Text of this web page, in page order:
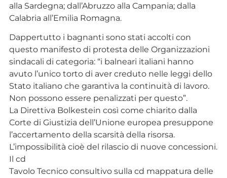
alla Sardegna; dall’Abruzzo alla Campania; dalla
Calabria all’Emilia Romagna.
Dappertutto i bagnanti sono stati accolti con
questo manifesto di protesta delle Organizzazioni
sindacali di categoria: “i balneari italiani hanno
avuto l’unico torto di aver creduto nelle leggi dello
Stato italiano che garantiva la continuità di lavoro.
Non possono essere penalizzati per questo”.
La Direttiva Bolkestein così come chiarito dalla
Corte di Giustizia dell’Unione europea presuppone
l’accertamento della scarsità della risorsa.
L’impossibilità cioè del rilascio di nuove concessioni.
Il cd
Tavolo Tecnico consultivo sulla cd mappatura delle